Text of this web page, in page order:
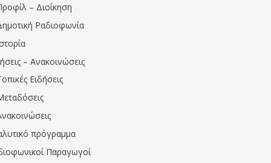
– Διοίκηση
Ραδιοφωνία
– Ανακοινώσεις
Ειδήσεις
πρόγραμμα
Παραγωγοί